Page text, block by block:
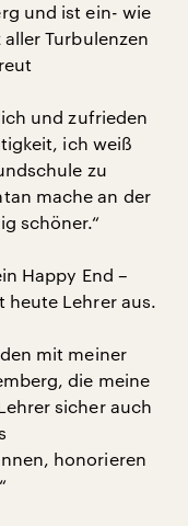
und ist ein- wie
Turbulenzen
und zufrieden
ich weiß
zu
mache an der
schöner.“
Happy End –
heute Lehrer aus.
mit meiner
die meine
sicher auch
honorieren